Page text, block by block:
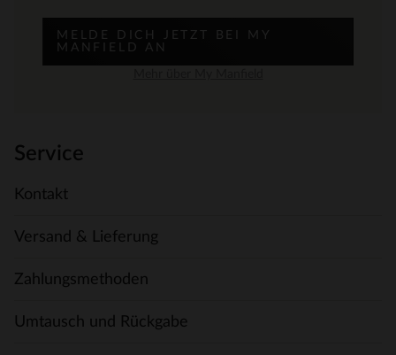
MELDE DICH JETZT BEI MY
MANFIELD AN
Service
Kontakt
Versand & Lieferung
Zahlungsmethoden
Umtausch und Rückgabe